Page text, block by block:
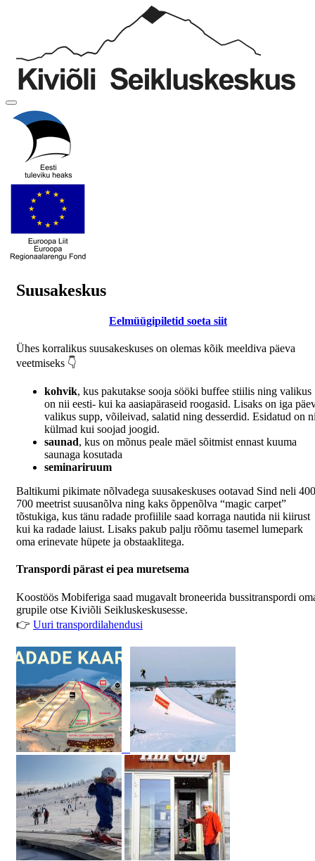
Suusakeskus
Eelmüügipiletid soeta siit
Ühes korralikus suusakeskuses on olemas kõik meeldiva päeva
veetmiseks 👇
kohvik, kus pakutakse sooja sööki buffee stiilis ning valikus
on nii eesti- kui ka aasiapäraseid roogasid. Lisaks on iga
valikus supp, võileivad, salatid ning desserdid. Esidatud on
külmad kui soojad joogid.
saunad, kus on mõnus peale mäel sõitmist ennast kuuma
saunaga kosutada
seminariruum
Baltikumi pikimate nõlvadega suusakeskuses ootavad Sind neli
700 meetrist suusanõlva ning kaks õppenõlva “magic carpet”
tõstukiga, kus tänu radade profiilile saad korraga nautida nii kiirust
kui ka radade laiust. Lisaks pakub palju rõõmu tasemel lumepark
oma erinevate hüpete ja obstaaklitega.
Transpordi pärast ei pea muretsema
Koostöös Mobiferiga saad mugavalt broneerida bussitranspordi
grupile otse Kiviõli Seikluskeskusesse.
👉 Uuri transpordilahendusi